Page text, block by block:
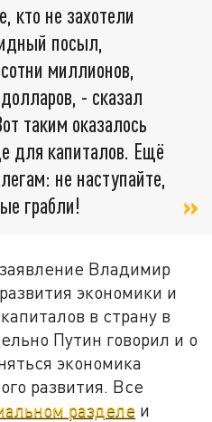
кто не захотели
посыл,
миллионов,
- сказал
таким оказалось
для капиталов. Ещё
не наступайте,
грабли!
Владимир
экономики и
в страну в
Путин говорил и о
экономика
развития. Все
разделе и